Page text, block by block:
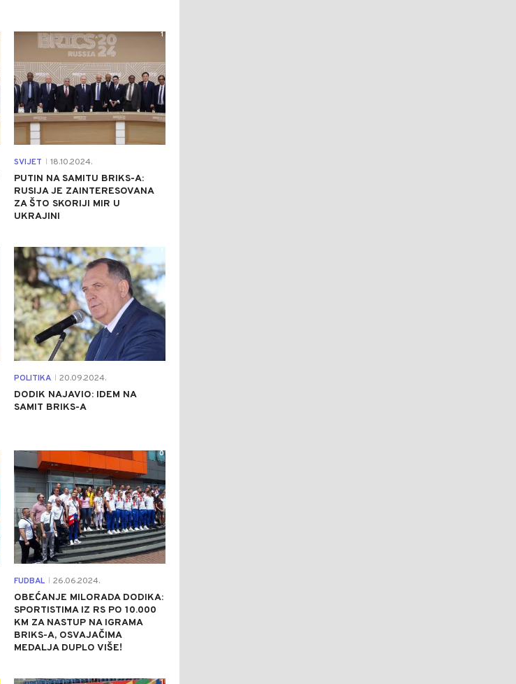
SVIJET 18.10.2024.
PUTIN NA SAMITU BRIKS-A:
RUSIJA JE ZAINTERESOVANA
ZA ŠTO SKORIJI MIR U
UKRAJINI
1
POLITIKA 20.09.2024.
DODIK NAJAVIO: IDEM NA
SAMIT BRIKS-A
1
FUDBAL 26.06.2024.
OBEĆANJE MILORADA DODIKA:
SPORTISTIMA IZ RS PO 10.000
KM ZA NASTUP NA IGRAMA
BRIKS-A, OSVAJAČIMA
MEDALJA DUPLO VIŠE!
0
1